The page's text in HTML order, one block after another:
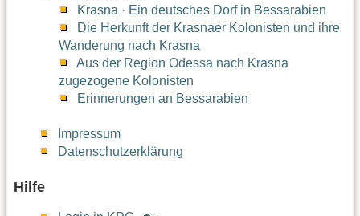
Krasna · Ein deutsches Dorf in Bessarabien
Die Herkunft der Krasnaer Kolonisten und ihre
Wanderung nach Krasna
Aus der Region Odessa nach Krasna
zugezogene Kolonisten
Erinnerungen an Bessarabien
Impressum
Datenschutzerklärung
Hilfe